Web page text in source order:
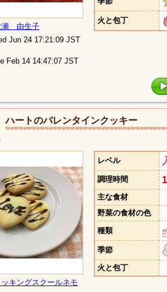
瀬 由生子
Jun 24 17:21:09 JST
Feb 14 14:47:07 JST
火と包丁
ハートのバレンタインクッキー
ッキングスクールネモ
レベル
調理時間
主な食材
野菜の食材の色
種類
季節
火と包丁